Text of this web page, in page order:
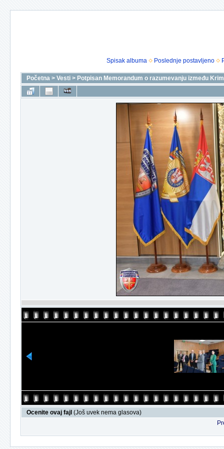
Spisak albuma Poslednje postavljeno
Početna > Vesti > Potpisan Memorandum o razumevanju između
Ocenite ovaj fajl (Još uvek nema glasova)